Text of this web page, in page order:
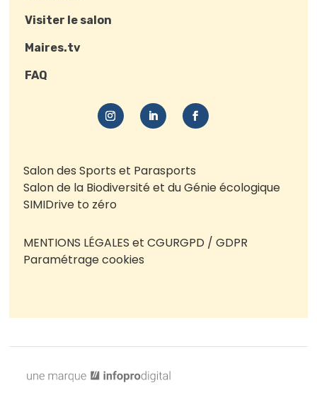
Visiter le salon
Maires.tv
FAQ
Salon des Sports et Parasports
Salon de la Biodiversité et du Génie écologique
SIMIDrive to zéro
MENTIONS LÉGALES et CGURGPD / GDPR
Paramétrage cookies